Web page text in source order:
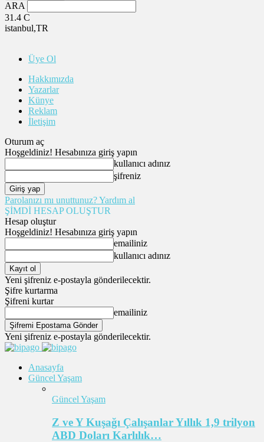
ARA
31.4 C
istanbul,TR
Üye Ol
Hakkımızda
Yazarlar
Künye
Reklam
İletişim
Oturum aç
Hoşgeldiniz! Hesabınıza giriş yapın
kullanıcı adınız
şifreniz
Parolanızı mı unuttunuz? Yardım al
ŞİMDİ HESAP OLUŞTUR
Hesap oluştur
Hoşgeldiniz! Hesabınıza giriş yapın
emailiniz
kullanıcı adınız
Yeni şifreniz e-postayla gönderilecektir.
Şifre kurtarma
Şifreni kurtar
emailiniz
Yeni şifreniz e-postayla gönderilecektir.
Anasayfa
Güncel Yaşam
Güncel Yaşam
Z ve Y Kuşağı Çalışanlar Yıllık 1,9 trilyon
ABD Doları Karlılık…